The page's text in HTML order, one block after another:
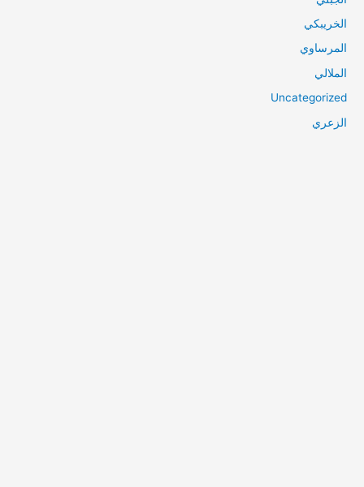
الخريبكي
المرساوي
الملالي
Uncategorized
الزعري